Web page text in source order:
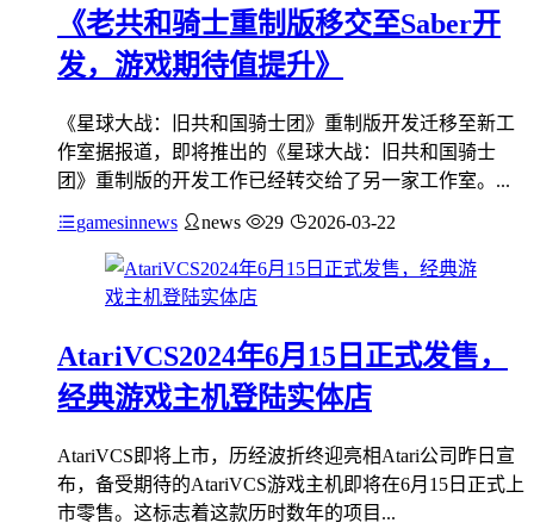
《老共和骑士重制版移交至Saber开
发，游戏期待值提升》
《星球大战：旧共和国骑士团》重制版开发迁移至新工
作室据报道，即将推出的《星球大战：旧共和国骑士
团》重制版的开发工作已经转交给了另一家工作室。...
gamesinnews news 29 2026-03-22
AtariVCS2024年6月15日正式发售，
经典游戏主机登陆实体店
AtariVCS即将上市，历经波折终迎亮相Atari公司昨日宣
布，备受期待的AtariVCS游戏主机即将在6月15日正式上
市零售。这标志着这款历时数年的项目...